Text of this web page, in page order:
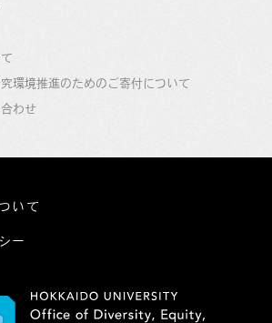
環境推進のためのご寄付について
わせ
いて
ー